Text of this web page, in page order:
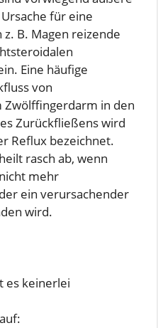
für eine
B. Magen reizende
Eine häufige
von
Zwölffingerdarm in den
Zurückfließens wird
Reflux bezeichnet.
rasch ab, wenn
mehr
ein verursachender
wird.
es keinerlei